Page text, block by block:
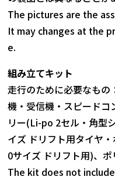
The pictures are the
It may changes at the
e.
組み立てキット
走行のために必要なも
機・受信機・スピード
リー(Li-po 2セル・角型
イズ ドリフト用タイヤ
0サイズ ドリフト用)、
The kit does not